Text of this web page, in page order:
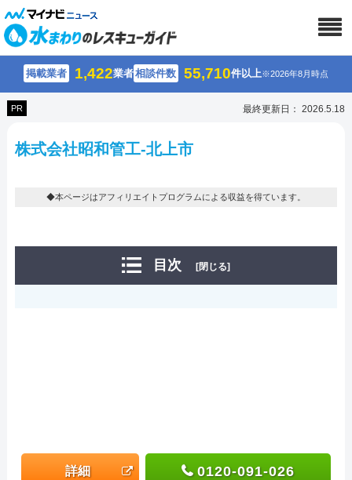
掲載業者 1,422業者相談件数 55,710件以上※2026年8月時点
PR 最終更新日： 2026.5.18
株式会社昭和管工-北上市
◆本ページはアフィリエイトプログラムによる収益を得ています。
目次 [閉じる]
詳細 0120-091-026